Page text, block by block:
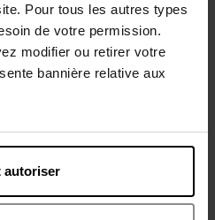
Pour tous les autres types
de votre permission.
modifier ou retirer votre
bannière relative aux
autoriser